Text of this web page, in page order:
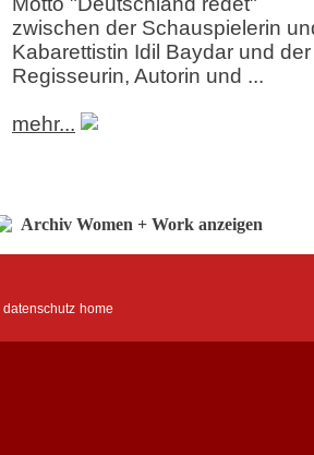
zwischen der Schauspielerin
Kabarettistin Idil Baydar und der
Regisseurin, Autorin und ...
mehr...
Archiv Women + Work anzeigen
datenschutz home